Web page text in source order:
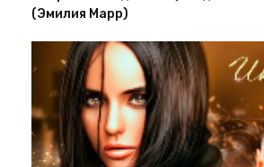
(Эмилия Марр)